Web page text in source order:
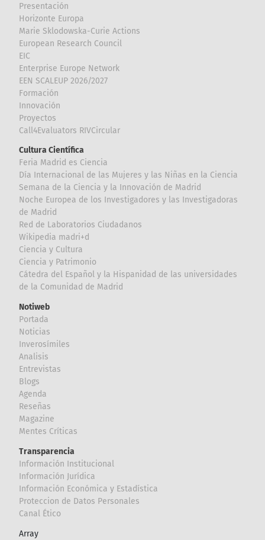
Presentación
Horizonte Europa
Marie Sklodowska-Curie Actions
European Research Council
EIC
Enterprise Europe Network
EEN SCALEUP 2026/2027
Formación
Innovación
Proyectos
Call4Evaluators RIVCircular
Cultura Científica
Feria Madrid es Ciencia
Día Internacional de las Mujeres y las Niñas en la Ciencia
Semana de la Ciencia y la Innovación de Madrid
Noche Europea de los Investigadores y las Investigadoras
de Madrid
Red de Laboratorios Ciudadanos
Wikipedia madri+d
Ciencia y Cultura
Ciencia y Patrimonio
Cátedra del Español y la Hispanidad de las universidades
de la Comunidad de Madrid
Notiweb
Portada
Noticias
Inverosímiles
Analisis
Entrevistas
Blogs
Agenda
Reseñas
Magazine
Mentes Críticas
Transparencia
Información Institucional
Información Jurídica
Información Económica y Estadística
Proteccion de Datos Personales
Canal Ético
Array